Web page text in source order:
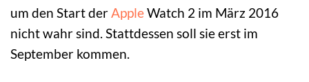
um den Start derAppleWatch 2 im März 2016
nicht wahr sind. Stattdessen soll sie erst im
September kommen.